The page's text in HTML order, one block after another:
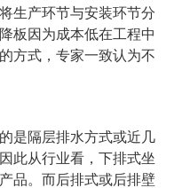
生产环节与安装环节分
板因为成本低在工程中
方式，专家一致认为不
隔层排水方式或近几
此从行业看，下排式坐
品。而后排式或后排壁